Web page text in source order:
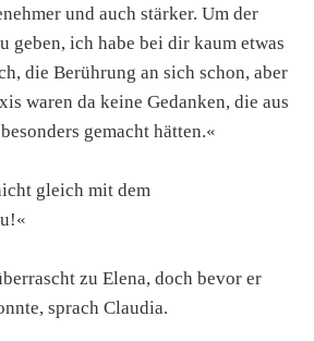
und auch stärker. Um der
geben, ich habe bei dir kaum etwas
die Berührung an sich schon, aber
waren da keine Gedanken, die aus
gemacht hätten.«
gleich mit dem
zu Elena, doch bevor er
sprach Claudia.